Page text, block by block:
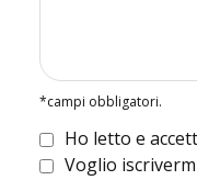
*campi obbligatori.
Ho letto e
Voglio